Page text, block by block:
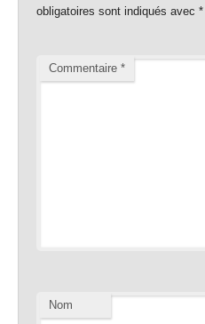
obligatoires sont indiqués avec *
Commentaire *
Nom